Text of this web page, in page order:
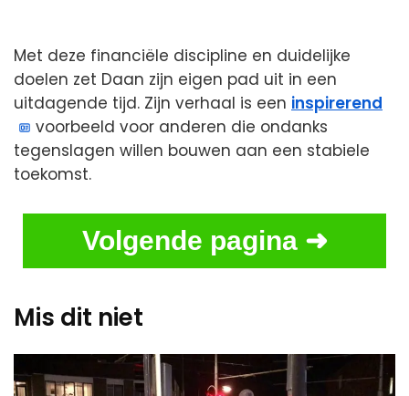
Met deze financiële discipline en duidelijke
doelen zet Daan zijn eigen pad uit in een
uitdagende tijd. Zijn verhaal is een inspirerend
voorbeeld voor anderen die ondanks
tegenslagen willen bouwen aan een stabiele
toekomst.
Volgende pagina ➜
Mis dit niet